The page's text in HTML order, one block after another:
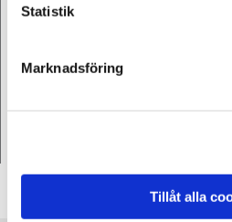
Statistik
Marknadsföring
Tillåt alla
Lördag - Öppet dygnet runt